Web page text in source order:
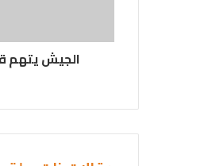
الجيش يتهم